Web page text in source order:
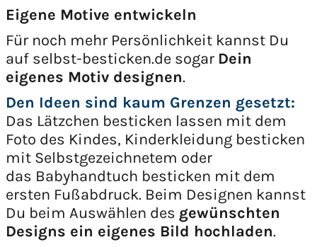
Eigene Motive entwickeln
Für noch mehr Persönlichkeit kannst Du
auf selbst-besticken.de sogar Dein
eigenes Motiv designen.
Den Ideen sind kaum Grenzen gesetzt:
Das Lätzchen besticken lassen mit dem
Foto des Kindes, Kinderkleidung besticken
mit Selbstgezeichnetem oder
das Babyhandtuch besticken mit dem
ersten Fußabdruck. Beim Designen kannst
Du beim Auswählen des gewünschten
Designs ein eigenes Bild hochladen.